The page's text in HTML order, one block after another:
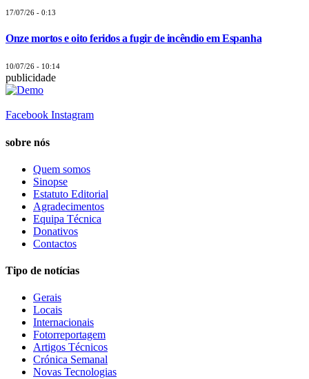
17/07/26 - 0:13
Onze mortos e oito feridos a fugir de incêndio em Espanha
10/07/26 - 10:14
publicidade
Facebook Instagram
sobre nós
Quem somos
Sinopse
Estatuto Editorial
Agradecimentos
Equipa Técnica
Donativos
Contactos
Tipo de notícias
Gerais
Locais
Internacionais
Fotorreportagem
Artigos Técnicos
Crónica Semanal
Novas Tecnologias